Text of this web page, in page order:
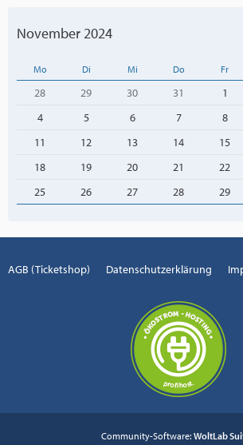
November 2024
Mo Di Mi Do Fr
28 29 30 31 1
4
5 6 7 8
11
12 13 14 15
18
19 20 21 22
25
26 27 28 29
AGB (Ticketshop) Datenschutzerklärung
Community-Software: WoltLab